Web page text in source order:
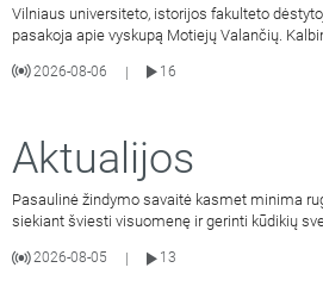
Vilniaus universiteto, istorijos fakulteto
pasakoja apie vyskupą Motiejų Valančių.
2026-08-06 |
16
Aktualijos
Pasaulinė žindymo savaitė kasmet minima
siekiant šviesti visuomenę ir gerinti kūdikių
2026-08-05
13